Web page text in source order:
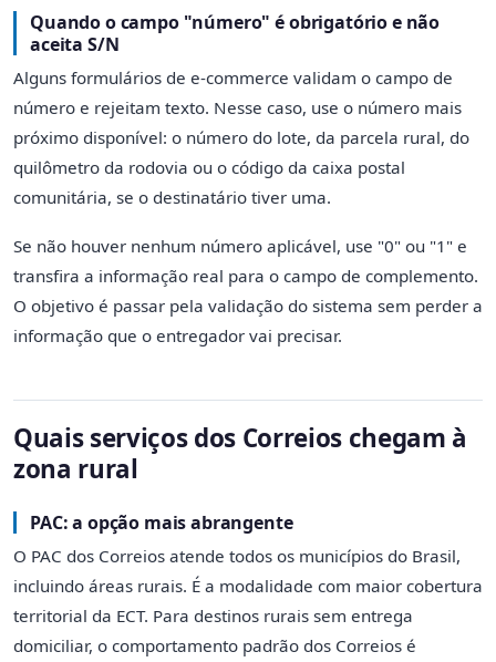
Quando o campo "número" é obrigatório e não
aceita S/N
Alguns formulários de e-commerce validam o campo de
número e rejeitam texto. Nesse caso, use o número mais
próximo disponível: o número do lote, da parcela rural, do
quilômetro da rodovia ou o código da caixa postal
comunitária, se o destinatário tiver uma.
Se não houver nenhum número aplicável, use "0" ou "1" e
transfira a informação real para o campo de complemento.
O objetivo é passar pela validação do sistema sem perder a
informação que o entregador vai precisar.
Quais serviços dos Correios chegam à
zona rural
PAC: a opção mais abrangente
O PAC dos Correios atende todos os municípios do Brasil,
incluindo áreas rurais. É a modalidade com maior cobertura
territorial da ECT. Para destinos rurais sem entrega
domiciliar, o comportamento padrão dos Correios é